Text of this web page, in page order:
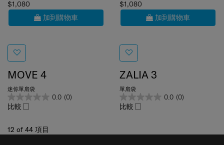
加到購物車
MOVE 4
迷你單肩袋
比較
加到購物車
ZALIA 3
單肩袋
比較